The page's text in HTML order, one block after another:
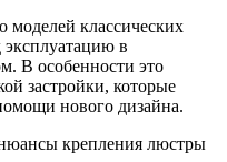
моделей классических
в
В особенности это
застройки, которые
нового дизайна.
крепления люстры